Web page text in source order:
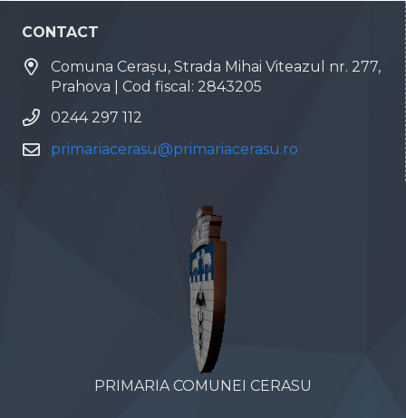
CONTACT
Comuna Cerașu, Strada Mihai Viteazul nr. 277,
Prahova | Cod fiscal: 2843205
0244 297 112
primariacerasu@primariacerasu.ro
PRIMARIA COMUNEI CERASU